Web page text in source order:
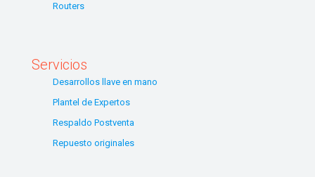
Routers
Servicios
Desarrollos llave en mano
Plantel de Expertos
Respaldo Postventa
Repuesto originales